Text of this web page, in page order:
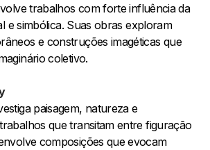
trabalhos com forte influência da
e simbólica. Suas obras exploram
e construções imagéticas que
coletivo.
paisagem, natureza e
que transitam entre figuração
composições que evocam